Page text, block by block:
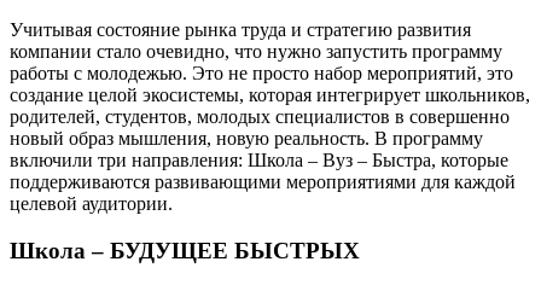
Учитывая состояние рынка труда и стратегию развития
компании стало очевидно, что нужно запустить программу
работы с молодежью. Это не просто набор мероприятий, это
создание целой экосистемы, которая интегрирует школьников,
родителей, студентов, молодых специалистов в совершенно
новый образ мышления, новую реальность. В программу
включили три направления: Школа – Вуз – Быстра, которые
поддерживаются развивающими мероприятиями для каждой
целевой аудитории.
Школа – БУДУЩЕЕ БЫСТРЫХ